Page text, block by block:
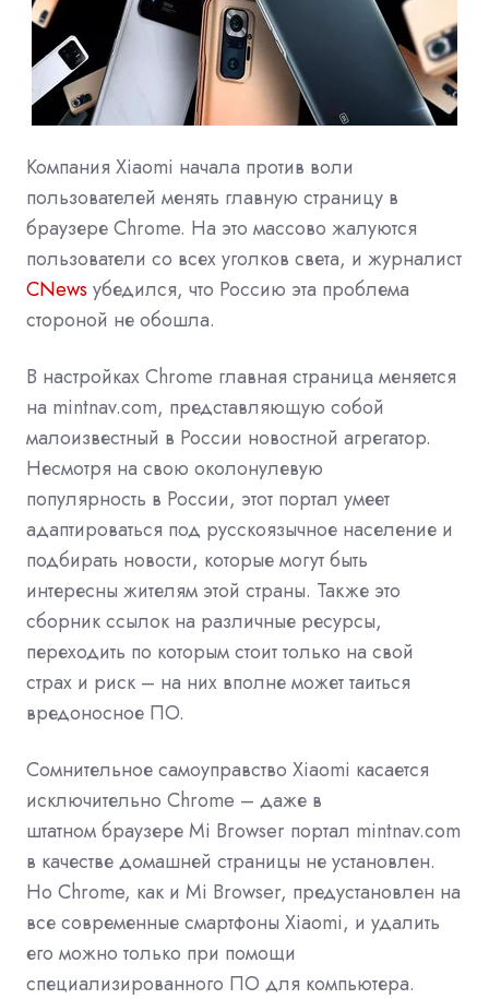
Компания Xiaomi начала против воли
пользователей менять главную страницу в
браузере Chrome. На это массово жалуются
пользователи со всех уголков света, и журналист
CNews убедился, что Россию эта проблема
стороной не обошла.
В настройкахChrome главная страница меняется
на mintnav.com, представляющую собой
малоизвестный в России новостной агрегатор.
Несмотря на свою околонулевую
популярность в России, этот портал умеет
адаптироваться под русскоязычное население и
подбирать новости, которые могут быть
интересны жителям этой страны. Также это
сборник ссылок на различные ресурсы,
переходить по которым стоит только на свой
страх и риск – на них вполне может таиться
вредоносное ПО.
Сомнительное самоуправство Xiaomi касается
исключительно Chrome – даже в
штатномбраузереMi Browser портал mintnav.com
в качестве домашней страницы не установлен.
Но Chrome, как и Mi Browser, предустановлен на
все современные смартфоны Xiaomi, и удалить
его можно только при помощи
специализированного ПО для компьютера.